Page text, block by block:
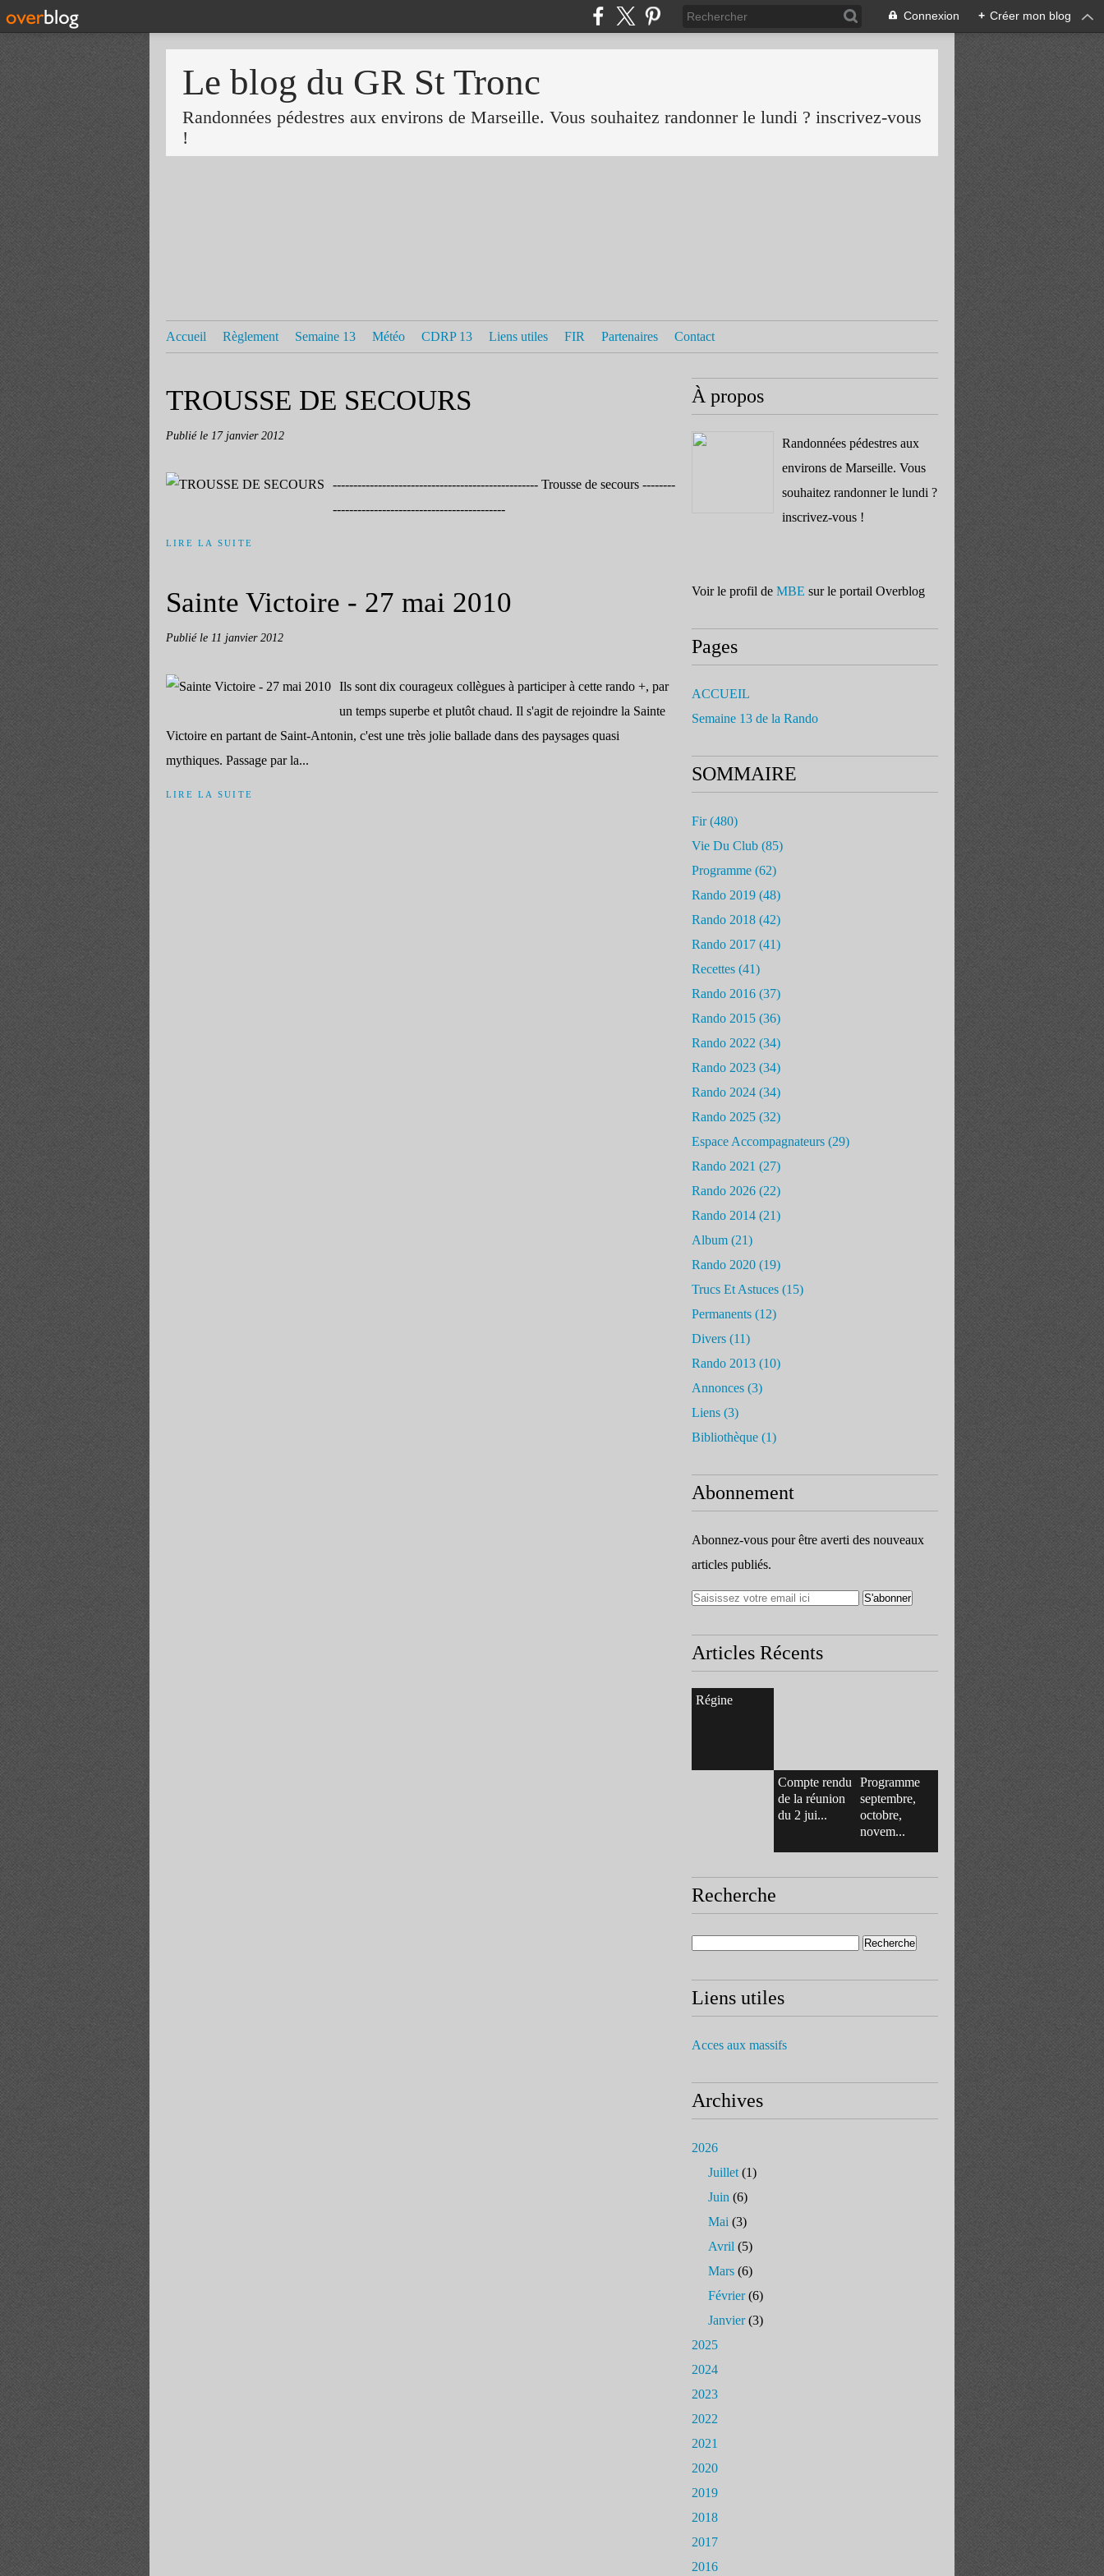
Connexion + Créer mon blog
Le blog du GR St Tronc
Randonnées pédestres aux environs de Marseille. Vous souhaitez randonner le lundi ? inscrivez-vous
!
Accueil Règlement Semaine 13 Météo CDRP 13 Liens utiles FIR Partenaires Contact
TROUSSE DE SECOURS
Publié le 17 janvier 2012
-------------------------------------------------- Trousse de secours --------
------------------------------------------
LIRE LA SUITE
Sainte Victoire - 27 mai 2010
Publié le 11 janvier 2012
Ils sont dix courageux collègues à participer à cette rando +, par
un temps superbe et plutôt chaud. Il s'agit de rejoindre la Sainte
Victoire en partant de Saint-Antonin, c'est une très jolie ballade dans des paysages quasi
mythiques. Passage par la...
LIRE LA SUITE
À propos
Randonnées pédestres aux
environs de Marseille. Vous
souhaitez randonner le lundi ?
inscrivez-vous !
Voir le profil de MBE sur le portail Overblog
Pages
ACCUEIL
Semaine 13 de la Rando
SOMMAIRE
Fir(480)
Vie Du Club (85)
Programme (62)
Rando 2019 (48)
Rando 2018 (42)
Rando 2017 (41)
Recettes (41)
Rando 2016 (37)
Rando 2015 (36)
Rando 2022 (34)
Rando 2023 (34)
Rando 2024 (34)
Rando 2025 (32)
Espace Accompagnateurs (29)
Rando 2021 (27)
Rando 2026 (22)
Rando 2014 (21)
Album (21)
Rando 2020 (19)
Trucs Et Astuces (15)
Permanents (12)
Divers (11)
Rando 2013 (10)
Annonces (3)
Liens (3)
Bibliothèque (1)
Abonnement
Abonnez-vous pour être averti des nouveaux
articles publiés.
Articles Récents
Régine
Compte rendu
de la réunion
du 2 jui...
Programme
septembre,
octobre,
novem...
Recherche
Liens utiles
Acces aux massifs
Archives
2026
Juillet (1)
Juin (6)
Mai (3)
Avril (5)
Mars (6)
Février(6)
Janvier(3)
2025
2024
2023
2022
2021
2020
2019
2018
2017
2016